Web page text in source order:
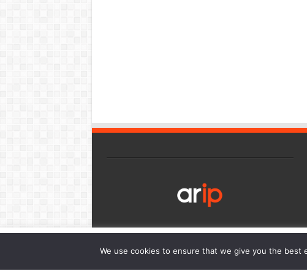
การนำเสนอเนื้อหาตรงตามความต้องการของท่าน โดยสามารถศึกษารายละ
We use cookies to ensure that we give you the